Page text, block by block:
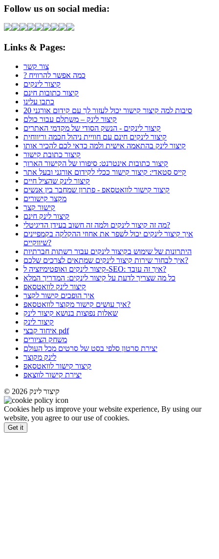
Follow us on social media:
Links & Pages:
צור קשר
? כמה אפשר להרוויח
קיצור לינקים
קיצור כתובות חינם
כתבו עלינו
20 סיבות למה קיצור קישור יכול לעזור לך עם קידום אורגני
קיצור לינק – משתלם עבור כולם
קיצור לינקים - הנשק הסודי של מקדמי האתרים
קיצור לינקים חינם עם חוויית ניהול חכמה וריווחית
קיצור לינק בהתאמה אישית ולמה כדאי לכם להכיר אותו
קיצור כתובת קישור
קיצור כתובות אינטרנט: סיפורו של הקישור הארוך
קייס סטאדי: קיצור קישור ככלי לקידום אורגני ובעל אתר
קיצור לינק שהציל חיים
קיצור קישור לוואטסאפ - פתרון שמחבר בין אנשים
מקצר קישורים
קישור קצר
קיצור לינק חינם
מה זה קיצור לינקים ולמה זה חשוב בעידן הדיגיטלי?
איך קיצור לינקים יכול לשפר את אחוזי ההקלקה בקמפיינים
שיווקיים?
היתרונות של שימוש בקיצור לינקים עבור רשתות חברתיות
איך לבחור שירות קיצור לינקים שמתאים לצרכים שלכם?
קיצור לינקים ואופטימיזציה ל-SEO: איך זה עובד?
כל מה שצריך לדעת על קיצור לינקים: המדריך המלא
קיצור לינק לוואטסאפ
איך הופכים קישור לקצר
איך עושים קישור מקוצר לוואטסאפ?
שאלות נפוצות בנושא קיצור לינק
קיצור לינק
איחוד קבצי pdf
משחק הציורים
יצירת סרטון סלפי בסט של סרטים מכל העולם
לינק מקוצר
קיצור קישור לוואטסאפ
יצירת קישור לווצאפ
© 2026 קיצור לינק
Cookies help us improve your website experience, By using our
website, you agree to our use of cookies.
Get it